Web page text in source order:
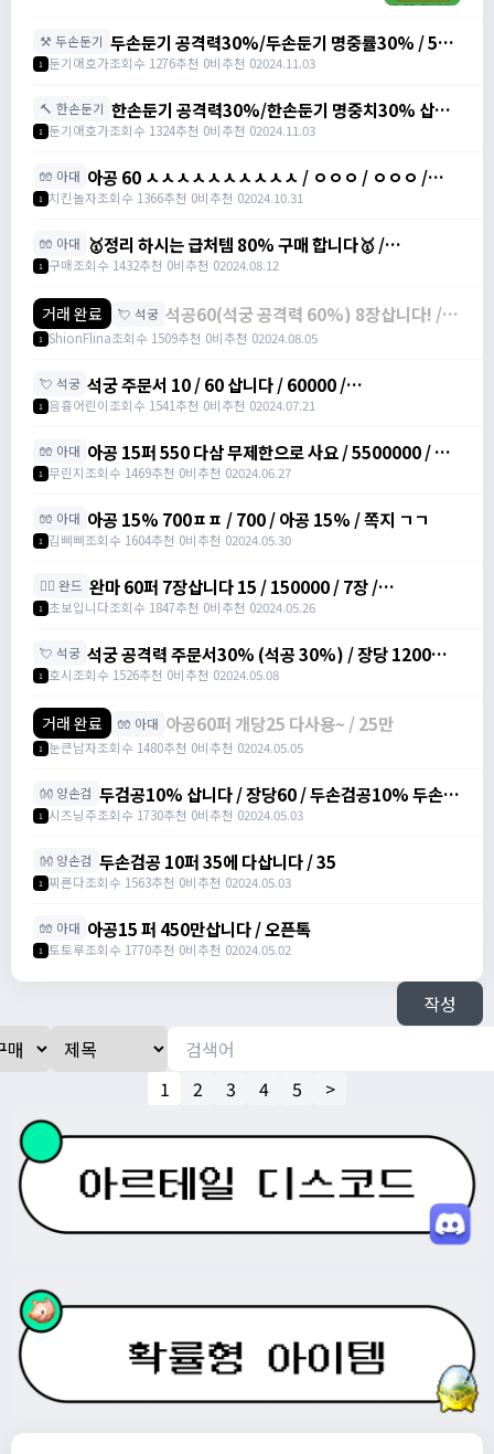
⚒️ 두손둔기 두손둔기 공격력30%/두손둔기 명중률30% / 500
만/200만 /
1 둔기애호가조회수 1276추천 0비추천 02024.11.03
🔨 한손둔기 한손둔기 공격력30%/한손둔기 명중치30% 삽니
다 / 300만/200만 /
1 둔기애호가조회수 1324추천 0비추천 02024.11.03
🧤 아대 아공 60 ㅅㅅㅅㅅㅅㅅㅅㅅㅅㅅ / ㅇㅇㅇ / ㅇㅇㅇ /
https://open.kakao.com/o/g9JtGnXg
1 치킨놀자조회수 1366추천 0비추천 02024.10.31
🧤 아대 🥇정리 하시는 급처템 80% 구매 합니다🥇 /
https://open.kakao.com/o/sq2dtyIg
1 구매조회수 1432추천 0비추천 02024.08.12
거래 완료 💘 석궁 석공60(석궁 공격력 60%) 8장삽니다! /
장당 9만 / ShionFlina#zKvpL
1 ShionFlina조회수 1509추천 0비추천 02024.08.05
💘 석궁 석궁 주문서 10 / 60 삽니다 / 60000 /
https://open.kakao.com/o/sviFj5Dg
1 음흉어린이조회수 1541추천 0비추천 02024.07.21
🧤 아대 아공 15퍼 550 다삼 무제한으로 사요 / 5500000 / 아
대공격력15%주문서 / 카톡 / minnn113
1 무린지조회수 1469추천 0비추천 02024.06.27
🧤 아대 아공 15% 700ㅍㅍ / 700 / 아공 15% / 쪽지 ㄱㄱ
1 김삐삐조회수 1604추천 0비추천 02024.05.30
🧙‍♀️ 완드 완마 60퍼 7장삽니다 15 / 150000 / 7장 /
https://open.kakao.com/o/sodhnUYf
1 초보입니다조회수 1847추천 0비추천 02024.05.26
💘 석궁 석궁 공격력 주문서30% (석공 30%) / 장당 1200만
삽니다 / https://open.kakao.com/o/sWCAlvRf
1 호시조회수 1526추천 0비추천 02024.05.08
거래 완료 🧤 아대 아공60퍼 개당25 다사용~ / 25만
1 눈큰남자조회수 1480추천 0비추천 02024.05.05
👐 양손검 두검공10% 삽니다 / 장당60 / 두손검공10% 두손검
공격력 주문서 10% /
1 시즈닝주조회수 1730추천 0비추천 02024.05.03
👐 양손검 두손검공 10퍼 35에 다삽니다 / 35
1 찌른다조회수 1563추천 0비추천 02024.05.03
🧤 아대 아공15 퍼 450만삽니다 / 오픈톡
1 토토루조회수 1770추천 0비추천 02024.05.02
작성
1 2 3 4 5 >